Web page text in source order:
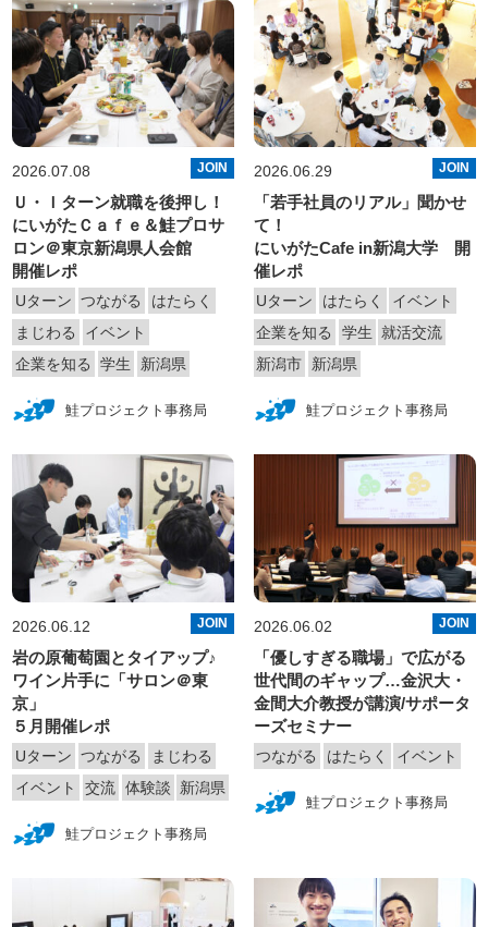
2026.07.08 JOIN
Ｕ・Ｉターン就職を後押し！
にいがたＣａｆｅ＆鮭プロサ
ロン＠東京新潟県人会館
開催レポ
Uターン つながる
はたらく
まじわる
イベント
企業を知る
学生 新潟県
鮭プロジェクト事務局
2026.06.29 JOIN
「若手社員のリアル」聞かせ
て！
にいがたCafe in新潟大学 開
催レポ
Uターン はたらく
イベント
企業を知る
学生 就活交流
新潟市
新潟県
鮭プロジェクト事務局
2026.06.12 JOIN
岩の原葡萄園とタイアップ♪
ワイン片手に「サロン＠東
京」
５月開催レポ
Uターン つながる
まじわる
イベント
交流 体験談 新潟県
鮭プロジェクト事務局
2026.06.02 JOIN
「優しすぎる職場」で広がる
世代間のギャップ…金沢大・
金間大介教授が講演/サポータ
ーズセミナー
つながる はたらく イベント
鮭プロジェクト事務局